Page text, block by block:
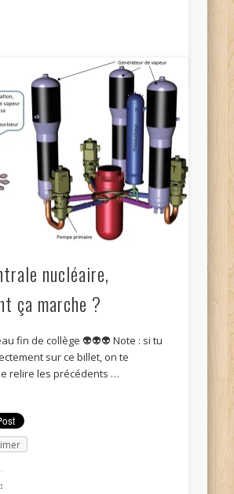
nucléaire,
ça marche ?
fin de collège 👽👽👽 Note : si tu
sur ce billet, on te
relire les précédents …